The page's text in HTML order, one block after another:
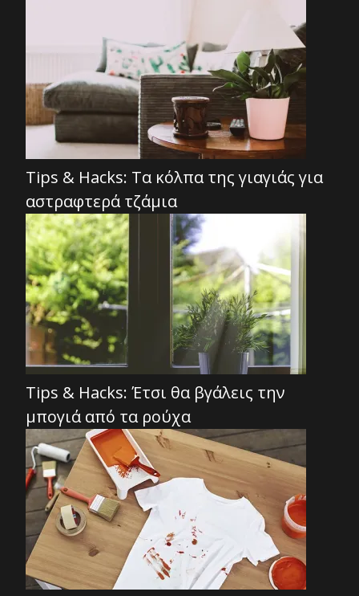
Tips & Hacks: Τα κόλπα της γιαγιάς για
αστραφτερά τζάμια
Tips & Hacks: Έτσι θα βγάλεις την
μπογιά από τα ρούχα